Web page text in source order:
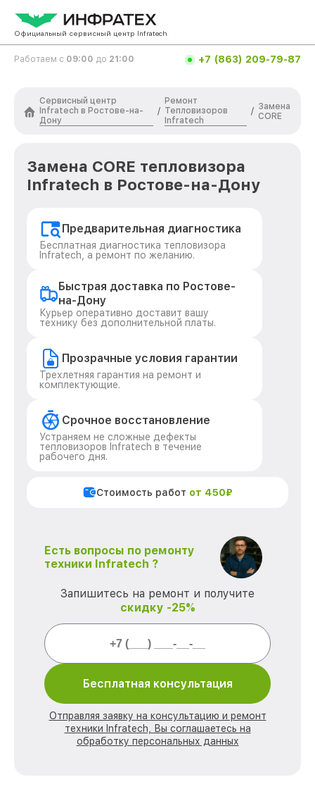
Официальный сервисный центр Infratech
Работаем с 09:00 до 21:00 +7 (863) 209-79-87
Сервисный центр
Infratech в Ростове-на-
Дону
/
Ремонт
Тепловизоров
Infratech
/ Замена
CORE
Замена CORE тепловизора
Infratech в Ростове-на-Дону
Предварительная диагностика
Бесплатная диагностика тепловизора
Infratech, а ремонт по желанию.
Быстрая доставка по Ростове-
на-Дону
Курьер оперативно доставит вашу
технику без дополнительной платы.
Прозрачные условия гарантии
Трехлетняя гарантия на ремонт и
комплектующие.
Срочное восстановление
Устраняем не сложные дефекты
тепловизоров Infratech в течение
рабочего дня.
Стоимость работ от 450₽
Есть вопросы по ремонту
техники Infratech ?
Запишитесь на ремонт и получите
скидку -25%
Бесплатная консультация
Отправляя заявку на консультацию и ремонт
техники Infratech, Вы соглашаетесь на
обработку персональных данных